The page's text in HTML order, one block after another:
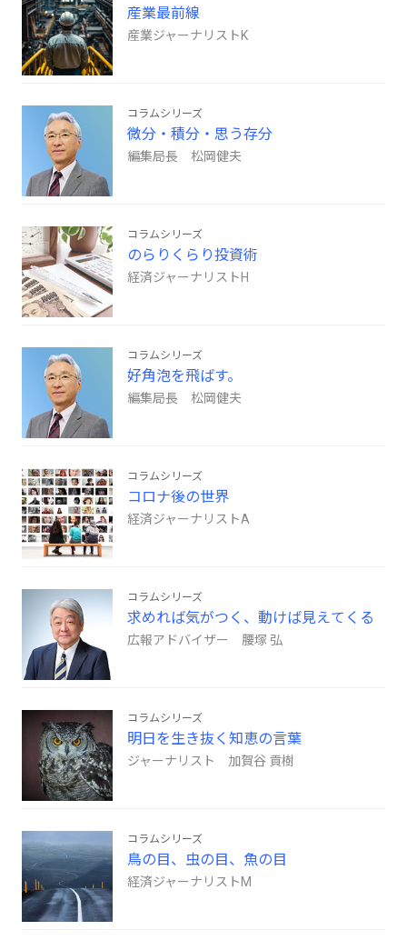
産業最前線
産業ジャーナリストK
コラムシリーズ
微分・積分・思う存分
編集局長 松岡健夫
コラムシリーズ
のらりくらり投資術
経済ジャーナリストH
コラムシリーズ
好角泡を飛ばす。
編集局長 松岡健夫
コラムシリーズ
コロナ後の世界
経済ジャーナリストA
コラムシリーズ
求めれば気がつく、動けば見えてくる
広報アドバイザー 腰塚 弘
コラムシリーズ
明日を生き抜く知恵の言葉
ジャーナリスト 加賀谷 貢樹
コラムシリーズ
鳥の目、虫の目、魚の目
経済ジャーナリストM